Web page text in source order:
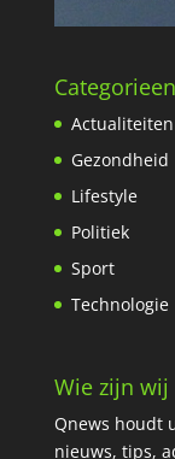
Categorieen
Actualiteiten
Gezondheid
Lifestyle
Politiek
Sport
Technologie
Wie zijn wij
Qnews houdt
nieuws, tips,